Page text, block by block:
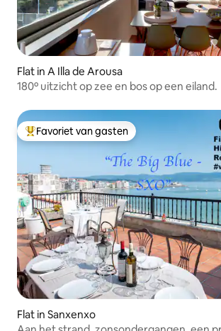
Flat in A Illa de Arousa
180º uitzicht op zee en bos op een eiland.
Topfavoriet van gasten
Favoriet van gasten
Flat in Sanxenxo